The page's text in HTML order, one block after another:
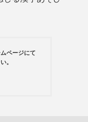
ページにて
。